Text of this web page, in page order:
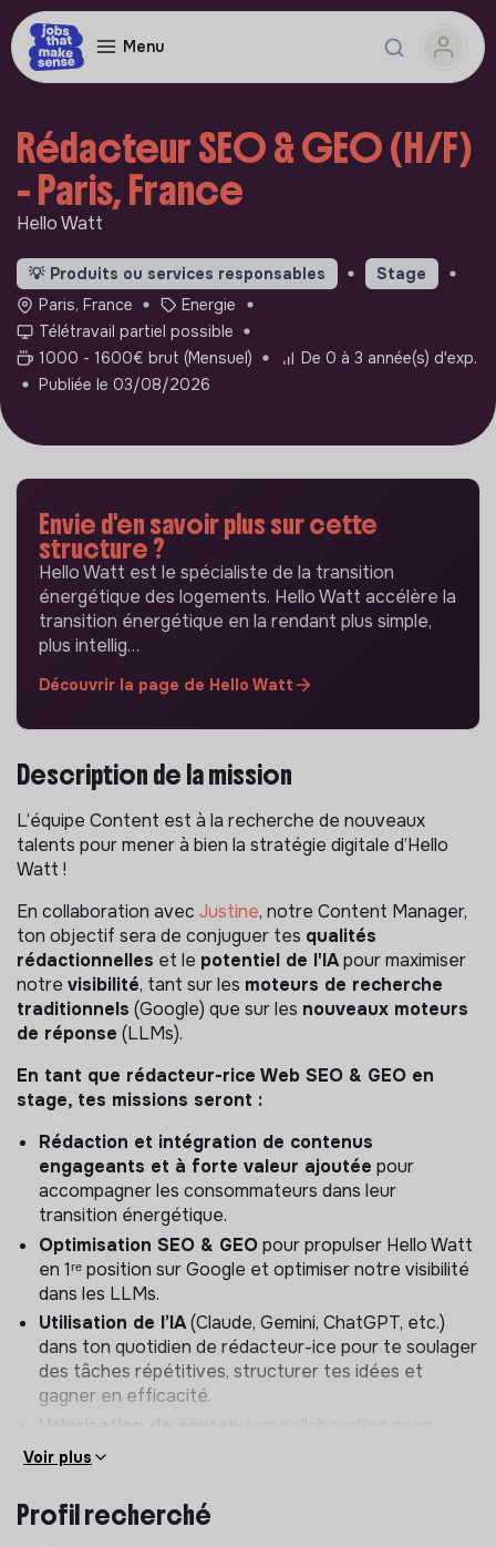
Menu
Rédacteur SEO & GEO (H/F)
- Paris, France
Hello Watt
💡 Produits ou services responsables
Stage
Paris, France
Energie
Télétravail partiel possible
1000 - 1600€ brut (Mensuel)
De 0 à 3 année(s) d'exp.
Publiée le 03/08/2026
Envie d'en savoir plus sur cette
structure ?
Hello Watt est le spécialiste de la transition
énergétique des logements. Hello Watt accélère la
transition énergétique en la rendant plus simple,
plus intellig…
Découvrir la page de Hello Watt
Description de la mission
L’équipe Content est à la recherche de nouveaux
talents pour mener à bien la stratégie digitale d’Hello
Watt !
En collaboration avec Justine, notre Content Manager,
ton objectif sera de conjuguer tes qualités
rédactionnelles et le potentiel de l'IApour maximiser
notre visibilité, tant sur les moteurs de recherche
traditionnels (Google) que sur les nouveaux moteurs
de réponse (LLMs).
En tant que rédacteur-rice Web SEO & GEO en
stage, tes missions seront :
Rédaction et intégration de contenus
engageants et à forte valeur ajoutée pour
accompagner les consommateurs dans leur
transition énergétique.
Optimisation SEO & GEOpour propulser Hello Watt
en 1ʳᵉ position sur Google et optimiser notre visibilité
dans les LLMs.
Utilisation de l’IA(Claude, Gemini, ChatGPT, etc.)
dans ton quotidien de rédacteur-ice pour te soulager
des tâches répétitives, structurer tes idées et
gagner en efficacité.
l’équipe design.
transition énergétique, mais également sur les
évolutions du métier (rédaction, SEO, GEO et IA).
Voir plus
Profil recherché